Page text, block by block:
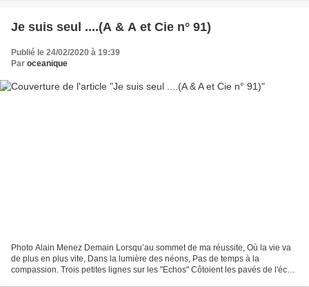
Je suis seul ....(A & A et Cie n° 91)
Publié le 24/02/2020 à 19:39
Par oceanique
Photo Alain Menez Demain Lorsqu’au sommet de ma réussite, Où la vie va
de plus en plus vite, Dans la lumière des néons, Pas de temps à la
compassion. Trois petites lignes sur les "Echos" Côtoient les pavés de l'éco.